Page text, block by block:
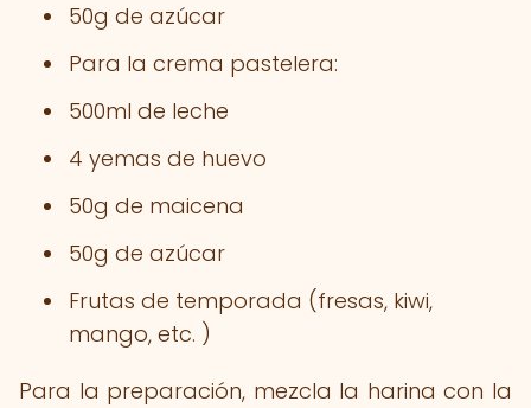
50g de azúcar
Para la crema pastelera:
500ml de leche
4 yemas de huevo
50g de maicena
50g de azúcar
Frutas de temporada (fresas, kiwi,
mango, etc. )
Para la preparación, mezcla la harina con la